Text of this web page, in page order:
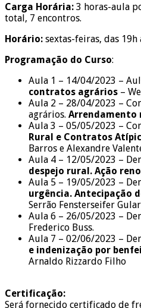
Carga Horária: 3 horas-aula
total, 7 encontros.
Horário: sextas-feiras, das 19h
Programação do Curso:
Aula 1 – 14/04/2023 –
contratos agrários –
Aula 2 – 28/04/2023 –
agrários. Arrendamento
Aula 3 – 05/05/2023 –
Rural e Contratos
Barros e Alexandre
Aula 4 – 12/05/2023 –
despejo rural. Ação
Aula 5 – 19/05/2023 –
urgência. Antecipação
Serrão Fensterseifer
Aula 6 – 26/05/2023 –
Frederico Buss.
Aula 7 – 02/06/2023 –
e indenização por
Arnaldo Rizzardo Filho
Certificação:
Será fornecido certificado de